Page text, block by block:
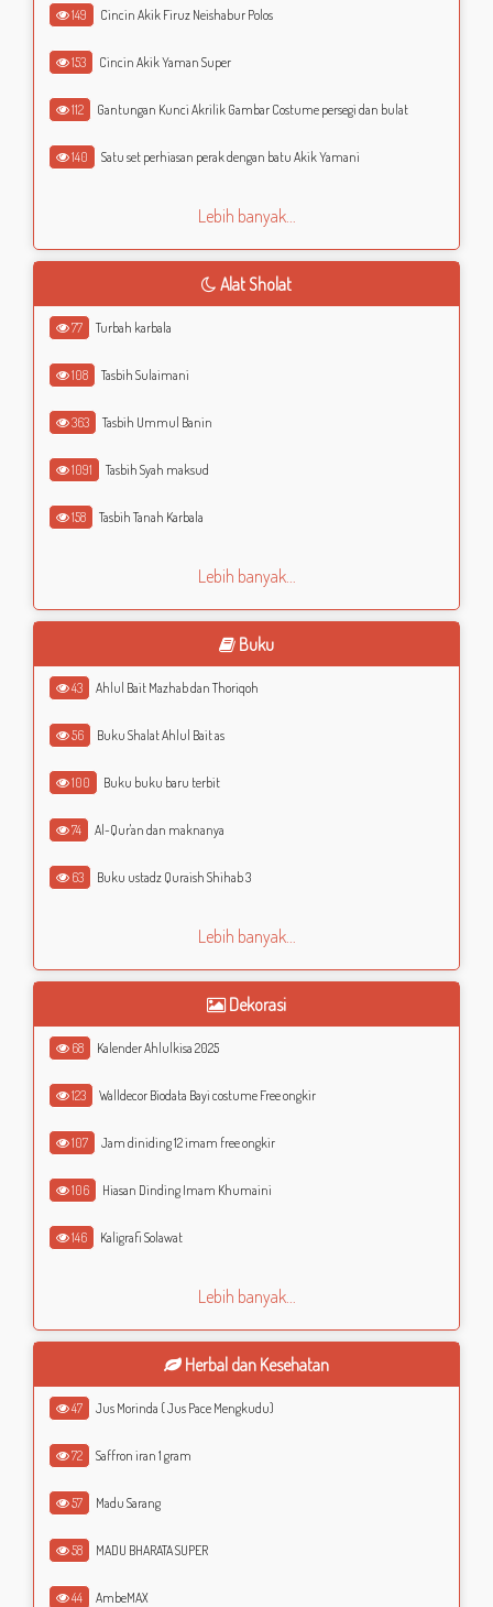
149 Cincin Akik Firuz Neishabur Polos
153 Cincin Akik Yaman Super
112 Gantungan Kunci Akrilik Gambar Costume persegi dan bulat
140 Satu set perhiasan perak dengan batu Akik Yamani
Lebih banyak...
Alat Sholat
77 Turbah karbala
108 Tasbih Sulaimani
363 Tasbih Ummul Banin
1091 Tasbih Syah maksud
158 Tasbih Tanah Karbala
Lebih banyak...
Buku
43 Ahlul Bait Mazhab dan Thoriqoh
56 Buku Shalat Ahlul Bait as
100 Buku buku baru terbit
74 Al-Qur'an dan maknanya
63 Buku ustadz Quraish Shihab 3
Lebih banyak...
Dekorasi
68 Kalender Ahlulkisa 2025
123 Walldecor Biodata Bayi costume Free ongkir
107 Jam diniding 12 imam free ongkir
106 Hiasan Dinding Imam Khumaini
146 Kaligrafi Solawat
Lebih banyak...
Herbal dan Kesehatan
47 Jus Morinda ( Jus Pace Mengkudu)
72 Saffron iran 1 gram
57 Madu Sarang
58 MADU BHARATA SUPER
44 AmbeMAX